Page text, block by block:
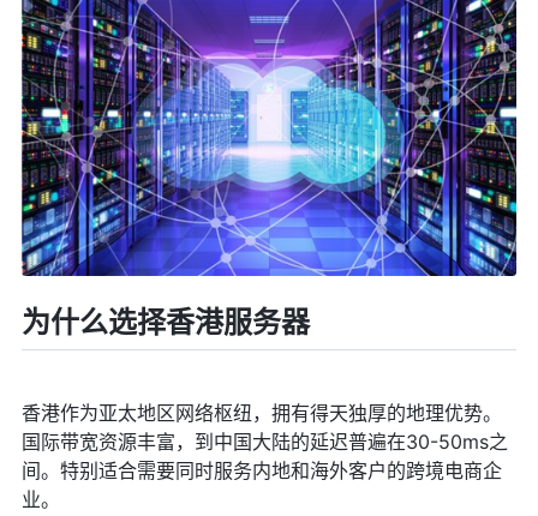
为什么选择香港服务器
香港作为亚太地区网络枢纽，拥有得天独厚的地理优势。
国际带宽资源丰富，到中国大陆的延迟普遍在30-50ms之
间。特别适合需要同时服务内地和海外客户的跨境电商企
业。